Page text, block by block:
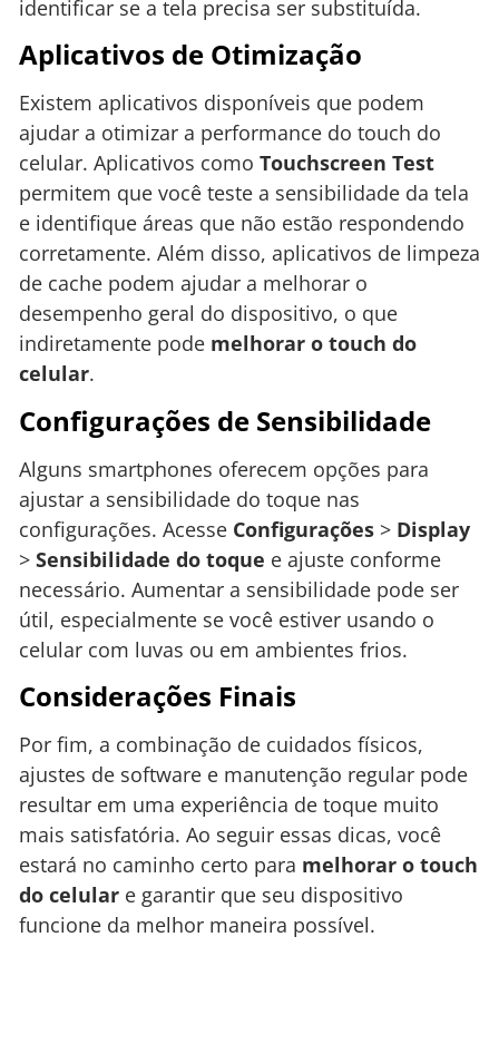
identificar se a tela precisa ser substituída.
Aplicativos de Otimização
Existem aplicativos disponíveis que podem
ajudar a otimizar a performance do touch do
celular. Aplicativos como Touchscreen Test
permitem que você teste a sensibilidade da tela
e identifique áreas que não estão respondendo
corretamente. Além disso, aplicativos de limpeza
de cache podem ajudar a melhorar o
desempenho geral do dispositivo, o que
indiretamente pode melhorar o touch do
celular.
Configurações de Sensibilidade
Alguns smartphones oferecem opções para
ajustar a sensibilidade do toque nas
configurações. Acesse Configurações > Display
> Sensibilidade do toque e ajuste conforme
necessário. Aumentar a sensibilidade pode ser
útil, especialmente se você estiver usando o
celular com luvas ou em ambientes frios.
Considerações Finais
Por fim, a combinação de cuidados físicos,
ajustes de software e manutenção regular pode
resultar em uma experiência de toque muito
mais satisfatória. Ao seguir essas dicas, você
estará no caminho certo para melhorar o touch
do celular e garantir que seu dispositivo
funcione da melhor maneira possível.